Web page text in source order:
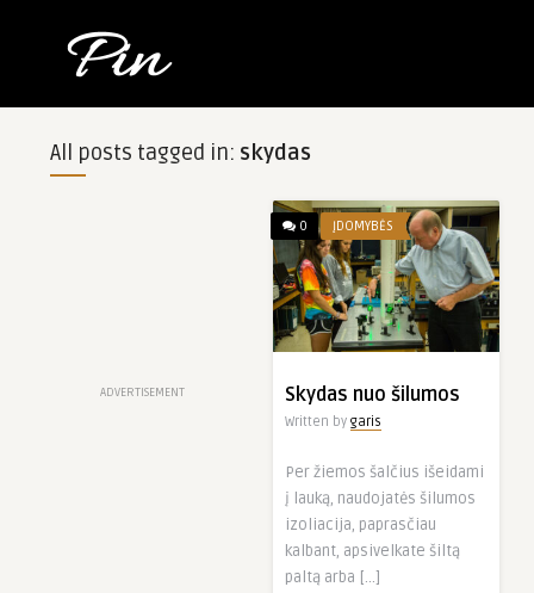
All posts tagged in: skydas
ADVERTISEMENT
0 ĮDOMYBĖS
Skydas nuo šilumos
Written by garis
Per žiemos šalčius išeidami
į lauką, naudojatės šilumos
izoliacija, paprasčiau
kalbant, apsivelkate šiltą
paltą arba […]